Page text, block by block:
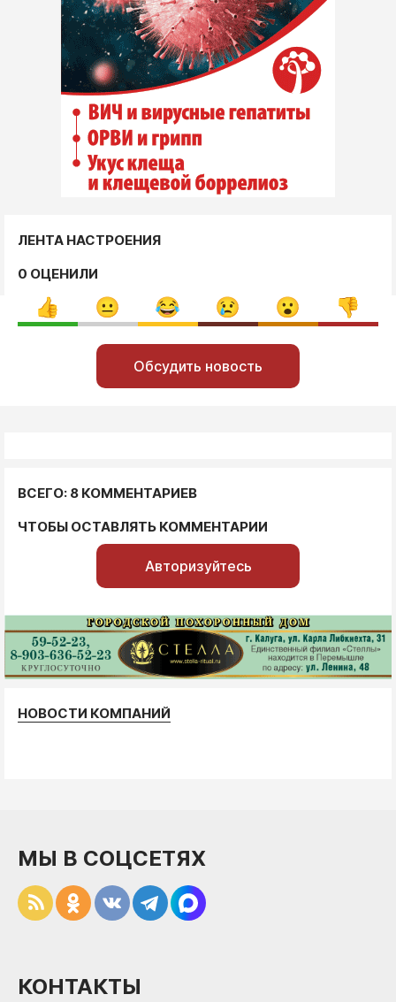
ЛЕНТА НАСТРОЕНИЯ
0 ОЦЕНИЛИ
Обсудить новость
ВСЕГО: 8 КОММЕНТАРИЕВ
ЧТОБЫ ОСТАВЛЯТЬ КОММЕНТАРИИ
Авторизуйтесь
НОВОСТИ КОМПАНИЙ
МЫ В СОЦСЕТЯХ
КОНТАКТЫ